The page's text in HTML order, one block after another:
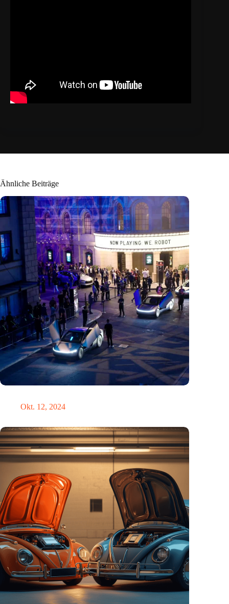
Ähnliche Beiträge
Okt. 12, 2024